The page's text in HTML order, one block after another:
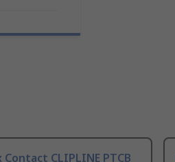
Contact CLIPLINE PTCB